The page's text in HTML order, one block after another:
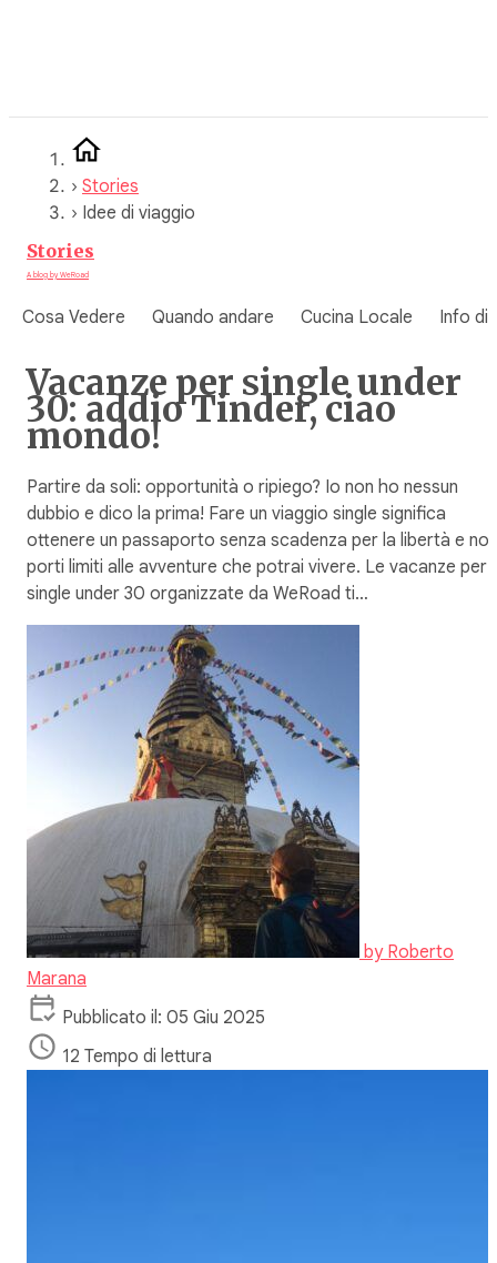
› Stories
› Idee di viaggio
Stories
A blog by WeRoad
Cosa Vedere Quando andare Cucina Locale Info di
Vacanze per single under
30: addio Tinder, ciao
mondo!
Partire da soli: opportunità o ripiego? Io non ho nessun
dubbio e dico la prima! Fare un viaggio single significa
ottenere un passaporto senza scadenza per la libertà e non
porti limiti alle avventure che potrai vivere. Le vacanze per
single under 30 organizzate da WeRoad ti…
by Roberto
Marana
Pubblicato il: 05 Giu 2025
12 Tempo di lettura